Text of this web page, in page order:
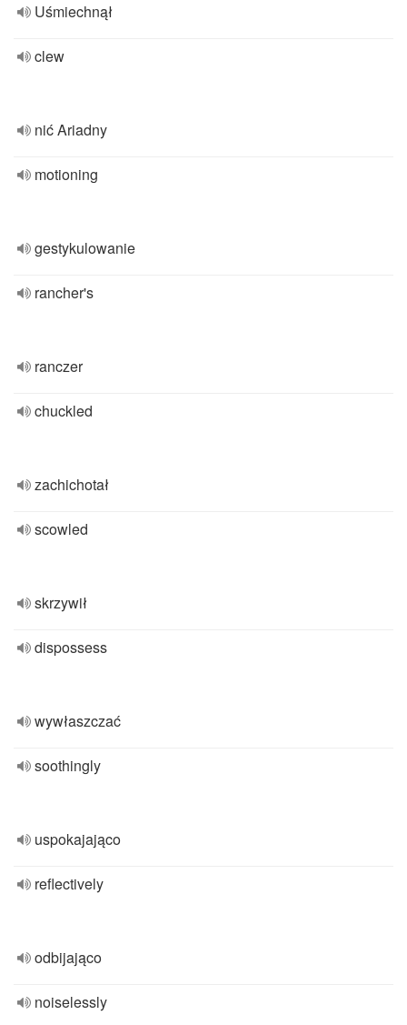
Uśmiechnął
clew
nić Ariadny
motioning
gestykulowanie
rancher's
ranczer
chuckled
zachichotał
scowled
skrzywił
dispossess
wywłaszczać
soothingly
uspokajająco
reflectively
odbijająco
noiselessly